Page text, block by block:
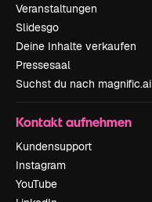
Veranstaltungen
Slidesgo
Deine Inhalte verkaufen
Pressesaal
Suchst du nach magnific.ai
Kontakt aufnehmen
Kundensupport
Instagram
YouTube